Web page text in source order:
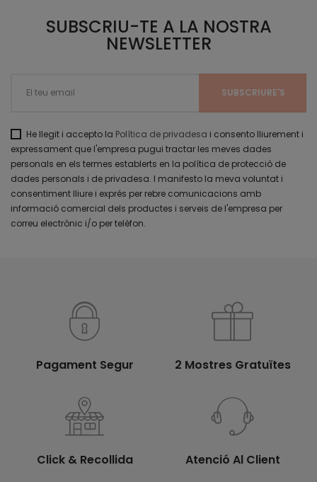
SUBSCRIU-TE A LA NOSTRA
NEWSLETTER
He llegit i accepto la Política de privadesa i consento lliurement i
expressament que l'empresa pugui tractar les meves dades
personals en els termes establerts en la política de protecció de
dades personals i de privadesa. I manifesto la meva voluntat i
consentiment lliure i exprés per rebre comunicacions amb
informació comercial dels productes i serveis de l'empresa per
correu electrònic i/o per telèfon.
Pagament Segur 2 Mostres Gratuïtes
Click & Recollida Atenció Al Client